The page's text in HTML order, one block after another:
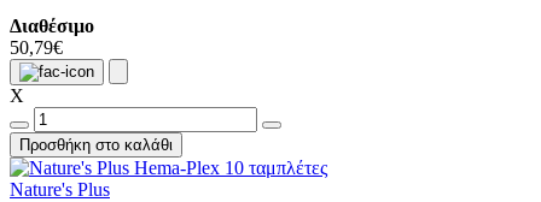
Διαθέσιμο
50,79€
X
Προσθήκη στο καλάθι
Nature's Plus